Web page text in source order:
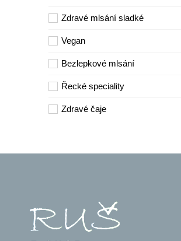
Zdravé mlsání sladké
Vegan
Bezlepkové mlsání
Řecké speciality
Zdravé čaje
Chytré knihy
Chutě Řecka